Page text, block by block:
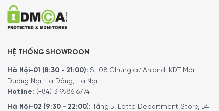
HỆ THỐNG SHOWROOM
Hà Nội-01 (8:30 - 21:00): SH08 Chung cư Anland, KĐT Mới
Dương Nội, Hà Đông, Hà Nội
Hotline: (+84) 3 9986 6774
Hà Nội-02 (9:30 - 22:00): Tầng 5, Lotte Department Store, 54